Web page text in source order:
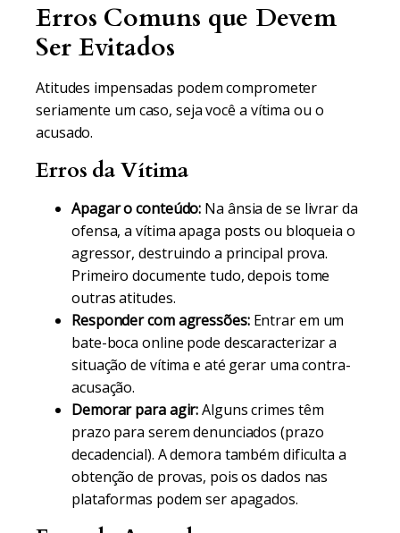
Erros Comuns que Devem
Ser Evitados
Atitudes impensadas podem comprometer
seriamente um caso, seja você a vítima ou o
acusado.
Erros da Vítima
Apagar o conteúdo: Na ânsia de se livrar da
ofensa, a vítima apaga posts ou bloqueia o
agressor, destruindo a principal prova.
Primeiro documente tudo, depois tome
outras atitudes.
Responder com agressões:Entrar em um
bate-boca online pode descaracterizar a
situação de vítima e até gerar uma contra-
acusação.
Demorar para agir:Alguns crimes têm
prazo para serem denunciados (prazo
decadencial). A demora também dificulta a
obtenção de provas, pois os dados nas
plataformas podem ser apagados.